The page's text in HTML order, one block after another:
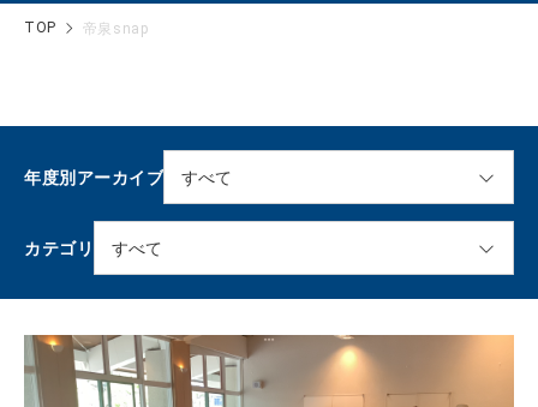
TOP 帝泉snap
年度別アーカイブ
カテゴリ